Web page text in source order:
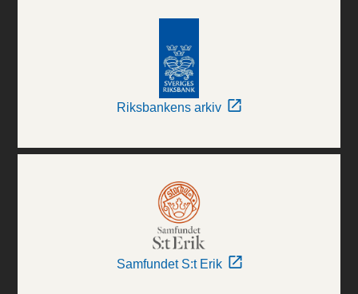
Riksbankens arkiv
Samfundet S:t Erik